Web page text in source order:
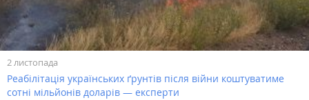
2 листопада
Реабілітація українських ґрунтів після війни коштуватиме
сотні мільйонів доларів — експерти